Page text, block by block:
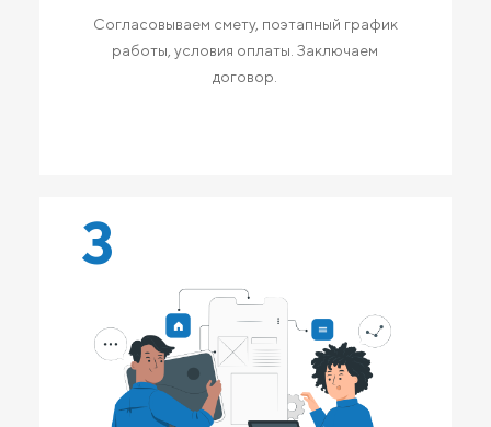
Согласовываем смету, поэтапный график
работы, условия оплаты. Заключаем
договор.
3